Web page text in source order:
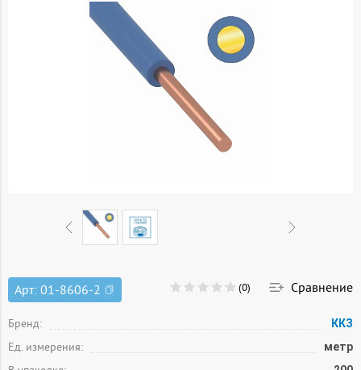
Арт: 01-8606-2 (0) Сравнение
Бренд: ККЗ
Ед. измерения: метр